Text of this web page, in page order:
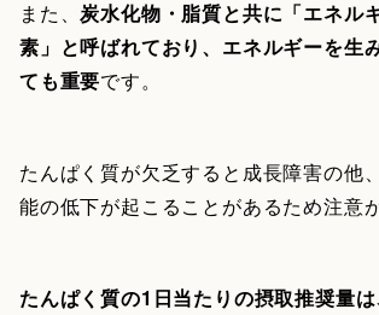
また、炭水化物・脂質と共に「エネル
素」と呼ばれており、エネルギーを生
ても重要です。
たんぱく質が欠乏すると成長障害の他
能の低下が起こることがあるため注意
たんぱく質の1日当たりの摂取推奨量